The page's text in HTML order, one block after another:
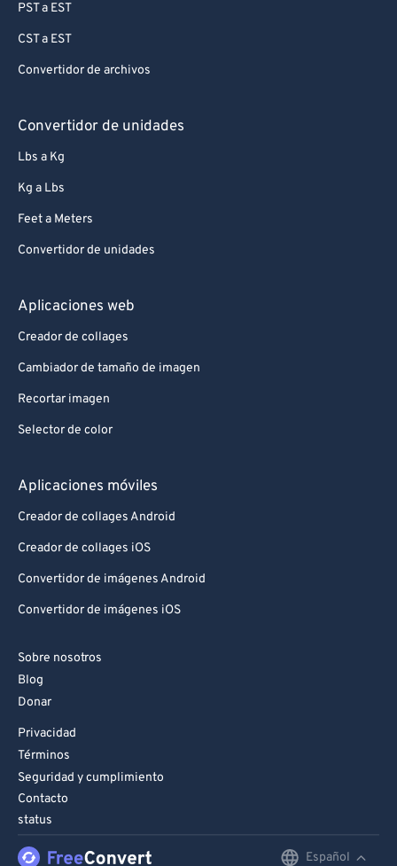
PST a EST
CST a EST
Convertidor de archivos
Convertidor de unidades
Lbs a Kg
Kg a Lbs
Feet a Meters
Convertidor de unidades
Aplicaciones web
Creador de collages
Cambiador de tamaño de imagen
Recortar imagen
Selector de color
Aplicaciones móviles
Creador de collages Android
Creador de collages iOS
Convertidor de imágenes Android
Convertidor de imágenes iOS
Sobre nosotros
Blog
Donar
Privacidad
Términos
Seguridad y cumplimiento
Contacto
status
Español